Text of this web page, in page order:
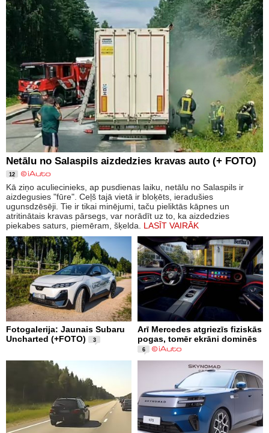
Netālu no Salaspils aizdedzies kravas auto (+ FOTO)
12
Kā ziņo aculiecinieks, ap pusdienas laiku, netālu no Salaspils ir
aizdegusies "fūre". Ceļš tajā vietā ir bloķēts, ieradušies
ugunsdzēsēji. Tie ir tikai minējumi, taču pieliktās kāpnes un
atritinātais kravas pārsegs, var norādīt uz to, ka aizdedzies
piekabes saturs, piemēram, šķelda. LASĪT VAIRĀK
Fotogalerija: Jaunais Subaru
Uncharted (+FOTO)
3
Arī Mercedes atgriezīs fiziskās
pogas, tomēr ekrāni dominēs
6